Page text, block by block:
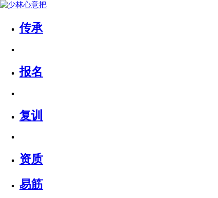
传承
报名
复训
资质
易筋